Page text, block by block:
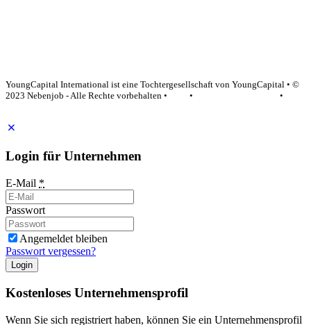
YoungCapital International ist eine Tochtergesellschaft von YoungCapital • ©
2023 Nebenjob - Alle Rechte vorbehalten •
•
•
Login für Unternehmen
E-Mail *
Passwort
Angemeldet bleiben
Passwort vergessen?
Login
Kostenloses Unternehmensprofil
Wenn Sie sich registriert haben, können Sie ein Unternehmensprofil